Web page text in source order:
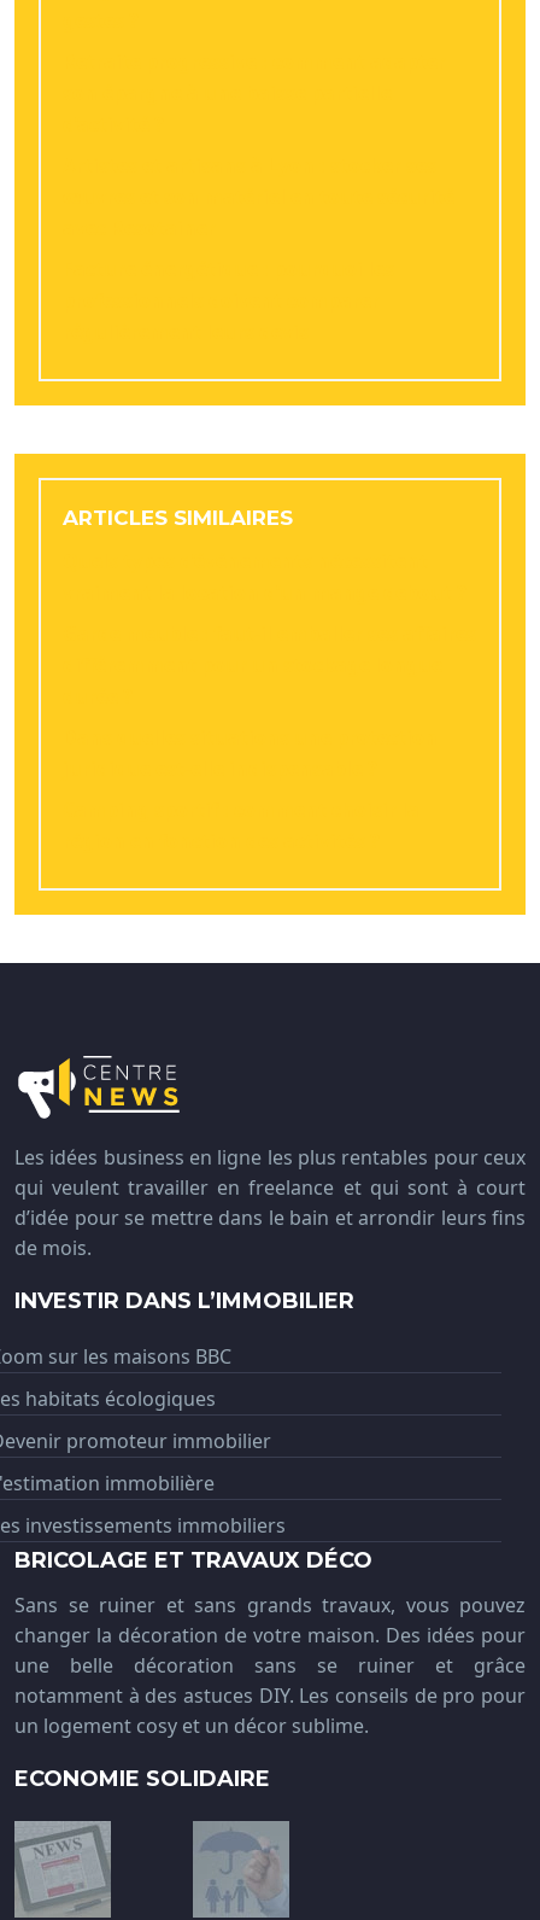
ARTICLES SIMILAIRES
Les idées business en ligne les plus rentables pour ceux
qui veulent travailler en freelance et qui sont à court
d’idée pour se mettre dans le bain et arrondir leurs fins
de mois.
INVESTIR DANS L’IMMOBILIER
sur les maisons BBC
habitats écologiques
promoteur immobilier
immobilière
investissements immobiliers
BRICOLAGE ET TRAVAUX DÉCO
Sans se ruiner et sans grands travaux, vous pouvez
changer la décoration de votre maison. Des idées pour
une belle décoration sans se ruiner et grâce
notamment à des astuces DIY. Les conseils de pro pour
un logement cosy et un décor sublime.
ECONOMIE SOLIDAIRE